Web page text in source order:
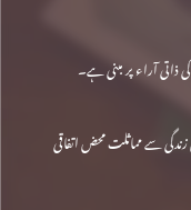
آراء پر مبنی ہے۔
سے مماثلت محض اتفاقی